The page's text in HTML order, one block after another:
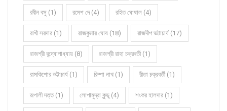
রবীন বসু (1) রমেশ দে (4) রহিত ঘোষাল (4)
রাখী সরদার (1) রাজকুমার ঘোষ (18) রাজদীপ ভট্টাচার্য (17)
রাজশ্রী বন্দ্যোপাধ্যায় (8) রাজশ্রী রাহা চক্রবর্তী (1)
রামকিশোর ভট্টাচার্য (1) রিম্পা নাথ (1) রীতা চক্রবর্তী (1)
রূপালী দত্ত (1) লোপামুদ্রা কুন্ডু (4) শংকর হালদার (1)